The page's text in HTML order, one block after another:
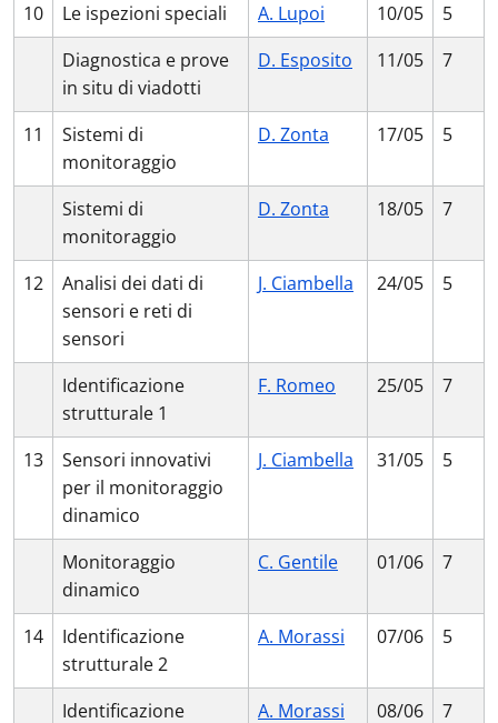
10 Le ispezioni speciali A. Lupoi 10/05
5
Diagnostica e prove
in situ di viadotti
D. Esposito 11/05 7
11
Sistemi di
monitoraggio
D. Zonta 17/05 5
Sistemi di
monitoraggio
D. Zonta 18/05 7
12
Analisi dei dati di
sensori e reti di
sensori
J. Ciambella 24/05 5
Identificazione
strutturale 1
F. Romeo 25/05 7
13
Sensori innovativi
per il monitoraggio
dinamico
J. Ciambella 31/05 5
Monitoraggio
dinamico
C. Gentile 01/06 7
14
Identificazione
strutturale 2
A. Morassi 07/06 5
Identificazione
A. Morassi 08/06 7